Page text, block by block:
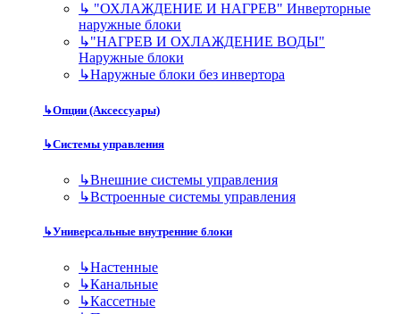
↳ "ОХЛАЖДЕНИЕ И НАГРЕВ" Инверторные
наружные блоки
↳"НАГРЕВ И ОХЛАЖДЕНИЕ ВОДЫ"
Наружные блоки
↳Наружные блоки без инвертора
↳Опции (Аксессуары)
↳Системы управления
↳Внешние системы управления
↳Встроенные системы управления
↳Универсальные внутренние блоки
↳Настенные
↳Канальные
↳Кассетные